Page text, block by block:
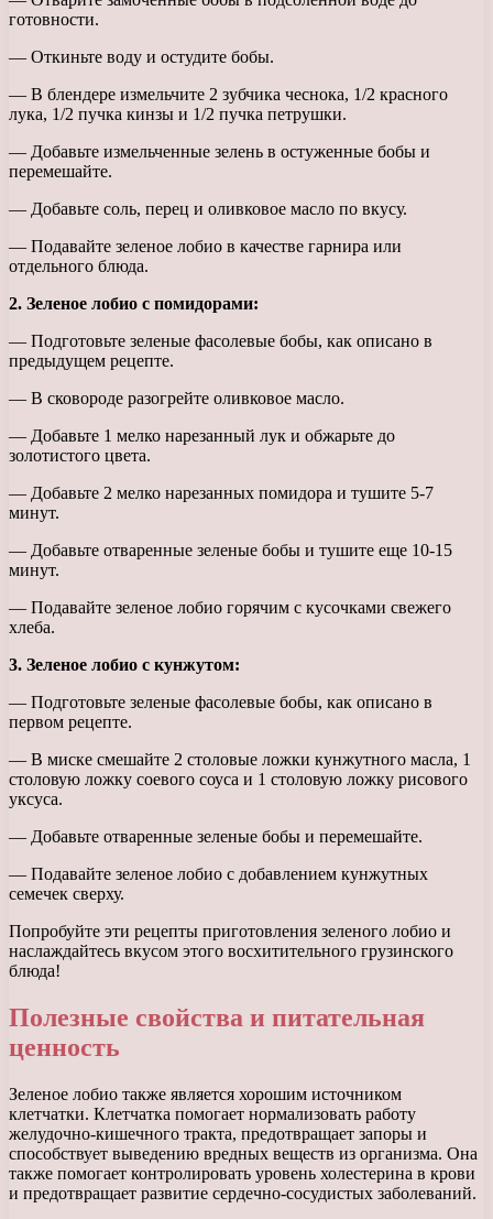
готовности.
— Откиньте воду и остудите бобы.
— В блендере измельчите 2 зубчика чеснока, 1/2 красного
лука, 1/2 пучка кинзы и 1/2 пучка петрушки.
— Добавьте измельченные зелень в остуженные бобы и
перемешайте.
— Добавьте соль, перец и оливковое масло по вкусу.
— Подавайте зеленое лобио в качестве гарнира или
отдельного блюда.
2. Зеленое лобио с помидорами:
— Подготовьте зеленые фасолевые бобы, как описано в
предыдущем рецепте.
— В сковороде разогрейте оливковое масло.
— Добавьте 1 мелко нарезанный лук и обжарьте до
золотистого цвета.
— Добавьте 2 мелко нарезанных помидора и тушите 5-7
минут.
— Добавьте отваренные зеленые бобы и тушите еще 10-15
минут.
— Подавайте зеленое лобио горячим с кусочками свежего
хлеба.
3. Зеленое лобио с кунжутом:
— Подготовьте зеленые фасолевые бобы, как описано в
первом рецепте.
— В миске смешайте 2 столовые ложки кунжутного масла, 1
столовую ложку соевого соуса и 1 столовую ложку рисового
уксуса.
— Добавьте отваренные зеленые бобы и перемешайте.
— Подавайте зеленое лобио с добавлением кунжутных
семечек сверху.
Попробуйте эти рецепты приготовления зеленого лобио и
наслаждайтесь вкусом этого восхитительного грузинского
блюда!
Полезные свойства и питательная
ценность
Зеленое лобио также является хорошим источником
клетчатки. Клетчатка помогает нормализовать работу
желудочно-кишечного тракта, предотвращает запоры и
способствует выведению вредных веществ из организма. Она
также помогает контролировать уровень холестерина в крови
и предотвращает развитие сердечно-сосудистых заболеваний.